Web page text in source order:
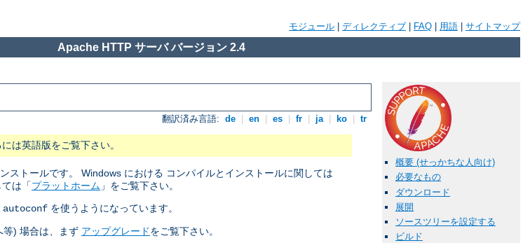
モジュール ディレクティブ FAQ 用語 サイトマップ
Apache HTTP サーバ バージョン 2.4
翻訳済み言語: de en es fr ja ko tr
は英語版をご覧下さい。
ストールです。 Windows における コンパイルとインストールに関しては
は「プラットホーム 」をご覧下さい。
autoconf を使うようになっています。
等) 場合は、まず アップグレードをご覧下さい。
概要 (せっかちな人向け)
必要なもの
ダウンロード
展開
ソースツリーを設定する
ビルド